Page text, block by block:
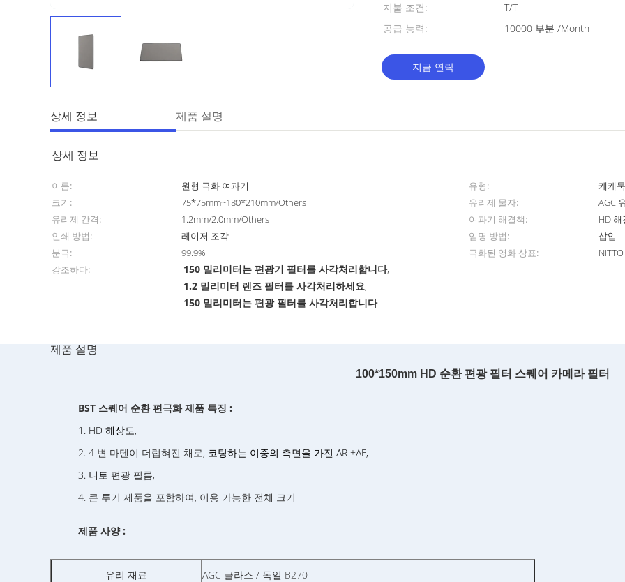
지불 조건:
T/T
공급 능력:
10000 부분 /Month
지금 연락
상세 정보 제품 설명
상세 정보
이름: 원형 극화 여과기 유형:
케케
크기:
75*75mm~180*210mm/Others 유리제 물자:
AGC
유리제 간격:
1.2mm/2.0mm/Others 여과기 해결책:
HD
인쇄 방법:
레이저 조각 임명 방법:
삽입
분극:
99.9% 극화된 영화 상표:
강조하다:
150 밀리미터는 편광기 필터를 사각처리합니다,
1.2 밀리미터 렌즈 필터를 사각처리하세요,
150 밀리미터는 편광 필터를 사각처리합니다
제품 설명
100*150mm HD 순환 편광 필터 스퀘어 카메라 필터
BST 스퀘어 순환 편극화 제품 특징 :
1. HD 해상도,
2. 4 변 마텐이 더럽혀진 채로, 코팅하는 이중의 측면을 가진 AR +AF,
3. 니토 편광 필름,
4. 큰 투기 제품을 포함하여, 이용 가능한 전체 크기
제품 사양 :
유리 재료 AGC 글라스 / 독일 B270